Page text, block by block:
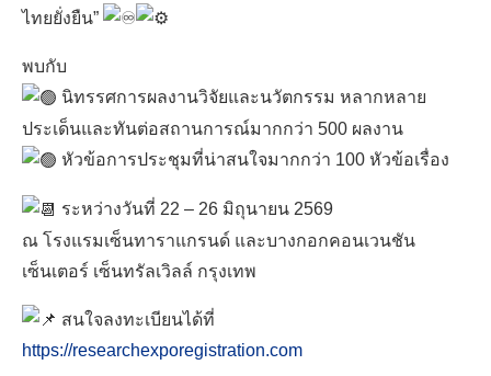
ไทยยั่งยืน”
พบกับ
นิทรรศการผลงานวิจัยและนวัตกรรม หลากหลาย
ประเด็นและทันต่อสถานการณ์มากกว่า 500 ผลงาน
หัวข้อการประชุมที่น่าสนใจมากกว่า 100 หัวข้อเรื่อง
ระหว่างวันที่ 22 – 26 มิถุนายน 2569
ณ โรงแรมเซ็นทาราแกรนด์ และบางกอกคอนเวนชัน
เซ็นเตอร์ เซ็นทรัลเวิลล์ กรุงเทพ
สนใจลงทะเบียนได้ที่
https://researchexporegistration.com